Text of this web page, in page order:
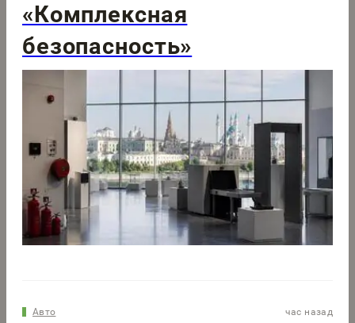
«Комплексная
безопасность»
Авто час назад